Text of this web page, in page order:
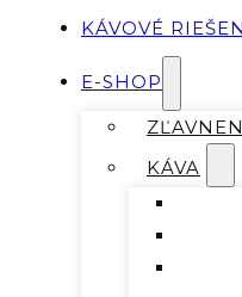
KÁVOVÉ
E-SHOP
KÁVA